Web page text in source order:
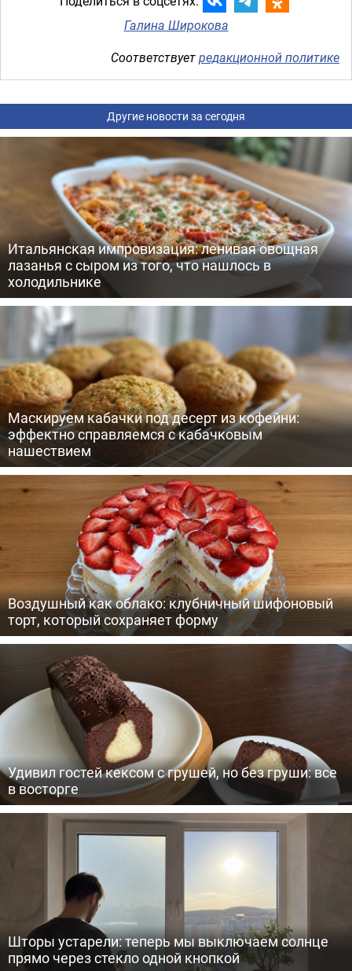
Галина Широкова
Соответствуетредакционной политике
Другие новости за сегодня
Итальянская импровизация: ленивая овощная
лазанья с сыром из того, что нашлось в
холодильнике
Маскируем кабачки под десерт из кофейни:
эффектно справляемся с кабачковым
нашествием
Воздушный как облако: клубничный шифоновый
торт, который сохраняет форму
Удивил гостей кексом с грушей, но без груши: все
в восторге
Шторы устарели: теперь мы выключаем солнце
прямо через стекло одной кнопкой